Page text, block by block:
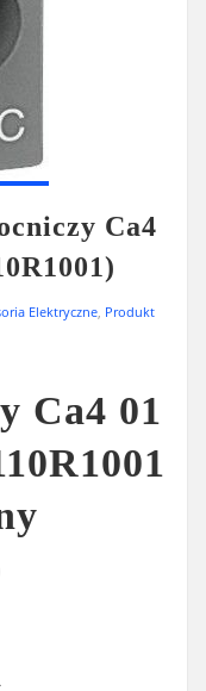
Ca4
Elektryczne Produkt
Ca4 01